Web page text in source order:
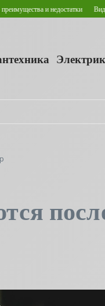
и недостатки Виды